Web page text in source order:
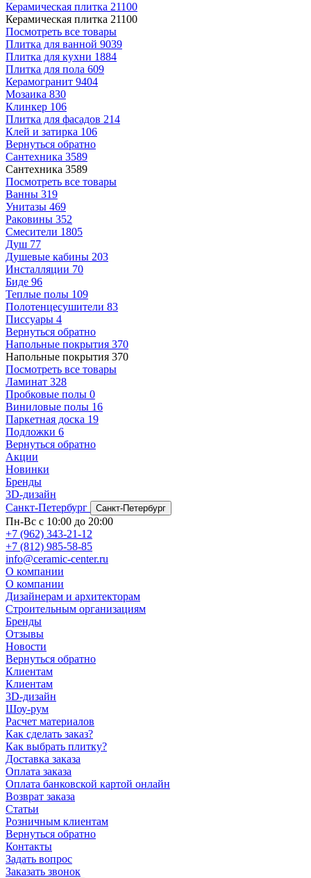
Керамическая плитка 21100
Керамическая плитка 21100
Посмотреть все товары
Плитка для ванной 9039
Плитка для кухни 1884
Плитка для пола 609
Керамогранит 9404
Мозаика 830
Клинкер 106
Плитка для фасадов 214
Клей и затирка 106
Вернуться обратно
Сантехника 3589
Сантехника 3589
Посмотреть все товары
Ванны 319
Унитазы 469
Раковины 352
Смесители 1805
Душ 77
Душевые кабины 203
Инсталляции 70
Биде 96
Теплые полы 109
Полотенцесушители 83
Писсуары 4
Вернуться обратно
Напольные покрытия 370
Напольные покрытия 370
Посмотреть все товары
Ламинат 328
Пробковые полы 0
Виниловые полы 16
Паркетная доска 19
Подложки 6
Вернуться обратно
Акции
Новинки
Бренды
3D-дизайн
Санкт-Петербург
Санкт-Петербург
Пн-Вс с 10:00 до 20:00
+7 (962) 343-21-12
+7 (812) 985-58-85
info@ceramic-center.ru
О компании
О компании
Дизайнерам и архитекторам
Строительным организациям
Бренды
Отзывы
Новости
Вернуться обратно
Клиентам
Клиентам
3D-дизайн
Шоу-рум
Расчет материалов
Как сделать заказ?
Как выбрать плитку?
Доставка заказа
Оплата заказа
Оплата банковской картой онлайн
Возврат заказа
Статьи
Розничным клиентам
Вернуться обратно
Контакты
Задать вопрос
Заказать звонок